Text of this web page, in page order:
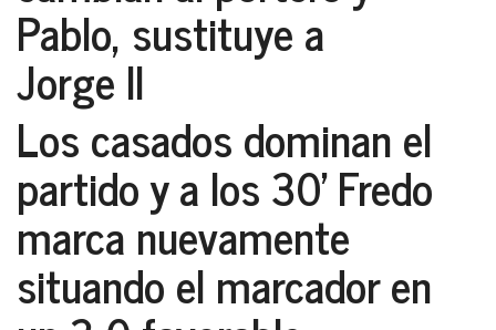
Pablo, sustituye a
Jorge II
Los casados dominan el
partido y a los 30’ Fredo
marca nuevamente
situando el marcador en